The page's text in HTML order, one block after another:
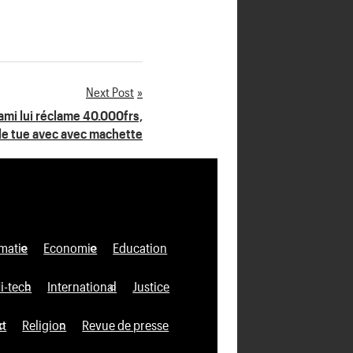
Next Post
lui réclame 40.000frs,
tue avec avec machette
Economie Education
tech International Justice
Religion Revue de presse